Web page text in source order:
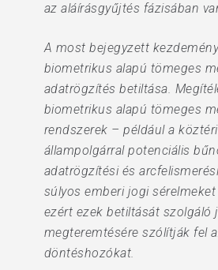
az aláírásgyűjtés fázisában
A most bejegyzett
biometrikus alapú tömeges
adatrögzítés betiltása.
biometrikus alapú tömeges
rendszerek – például a
állampolgárral potenciális
adatrögzítési és
súlyos emberi jogi
ezért ezek betiltását szolgáló
megteremtésére szólítják fel
döntéshozókat.